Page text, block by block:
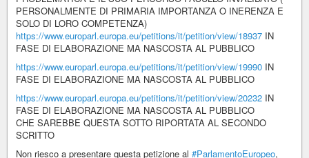
PERSONALMENTE DI PRIMARIA IMPORTANZA O INERENZA E
SOLO DI LORO COMPETENZA)
https://www.europarl.europa.eu/petitions/it/petition/view/18937 IN
FASE DI ELABORAZIONE MA NASCOSTA AL PUBBLICO
https://www.europarl.europa.eu/petitions/it/petition/view/19990 IN
FASE DI ELABORAZIONE MA NASCOSTA AL PUBBLICO
https://www.europarl.europa.eu/petitions/it/petition/view/20232 IN
FASE DI ELABORAZIONE MA NASCOSTA AL PUBBLICO
CHE SAREBBE QUESTA SOTTO RIPORTATA AL SECONDO
SCRITTO
Non riesco a presentare questa petizione al #ParlamentoEuropeo,